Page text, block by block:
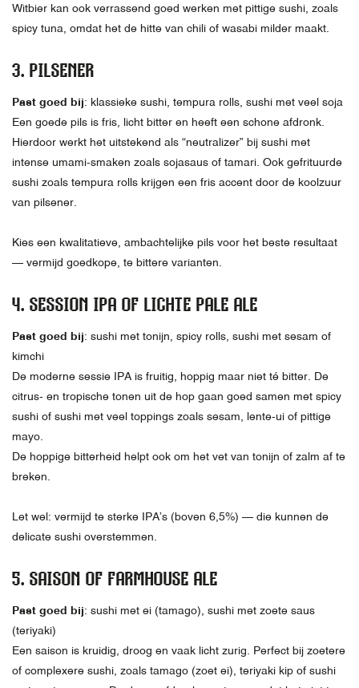
Witbier kan ook verrassend goed werken met pittige sushi, zoals
spicy tuna, omdat het de hitte van chili of wasabi milder maakt.
3. PILSENER
Past goed bij: klassieke sushi, tempura rolls, sushi met veel soja
Een goede pils is fris, licht bitter en heeft een schone afdronk.
Hierdoor werkt het uitstekend als “neutralizer” bij sushi met
intense umami-smaken zoals sojasaus of tamari. Ook gefrituurde
sushi zoals tempura rolls krijgen een fris accent door de koolzuur
van pilsener.
Kies een kwalitatieve, ambachtelijke pils voor het beste resultaat
— vermijd goedkope, te bittere varianten.
4. SESSION IPA OF LICHTE PALE ALE
Past goed bij: sushi met tonijn, spicy rolls, sushi met sesam of
kimchi
De moderne sessie IPA is fruitig, hoppig maar niet té bitter. De
citrus- en tropische tonen uit de hop gaan goed samen met spicy
sushi of sushi met veel toppings zoals sesam, lente-ui of pittige
mayo.
De hoppige bitterheid helpt ook om het vet van tonijn of zalm af te
breken.
Let wel: vermijd te sterke IPA’s (boven 6,5%) — die kunnen de
delicate sushi overstemmen.
5. SAISON OF FARMHOUSE ALE
Past goed bij: sushi met ei (tamago), sushi met zoete saus
(teriyaki)
Een saison is kruidig, droog en vaak licht zurig. Perfect bij zoetere
of complexere sushi, zoals tamago (zoet ei), teriyaki kip of sushi